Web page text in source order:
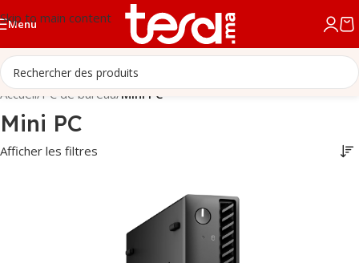
Skip to main content
Menu
Accueil/ PC de bureau/ Mini PC
Mini PC
Afficher les filtres